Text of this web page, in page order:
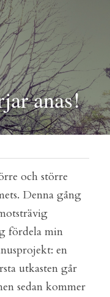
anas!
och större
Denna gång
fördela min
en
utkasten går
sedan kommer